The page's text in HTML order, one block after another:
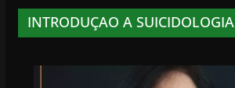
INTRODUÇAO A SUICIDOLOGIA